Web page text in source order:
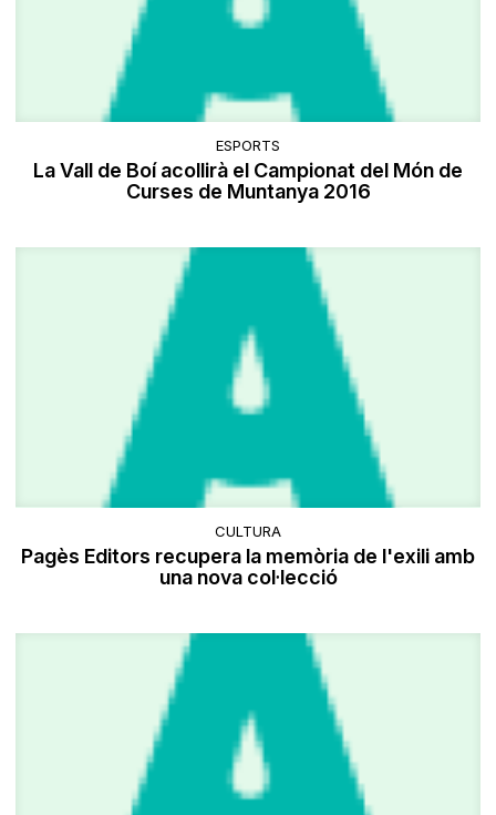
ESPORTS
La Vall de Boí acollirà el Campionat del Món de
Curses de Muntanya 2016
CULTURA
Pagès Editors recupera la memòria de l'exili amb
una nova col·lecció